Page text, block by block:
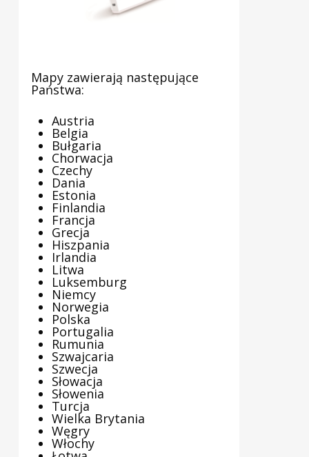
Mapy zawierają następujące
Państwa:
Austria
Belgia
Bułgaria
Chorwacja
Czechy
Dania
Estonia
Finlandia
Francja
Grecja
Hiszpania
Irlandia
Litwa
Luksemburg
Niemcy
Norwegia
Polska
Portugalia
Rumunia
Szwajcaria
Szwecja
Słowacja
Słowenia
Turcja
Wielka Brytania
Węgry
Włochy